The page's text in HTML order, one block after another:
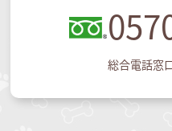
総合電話窓